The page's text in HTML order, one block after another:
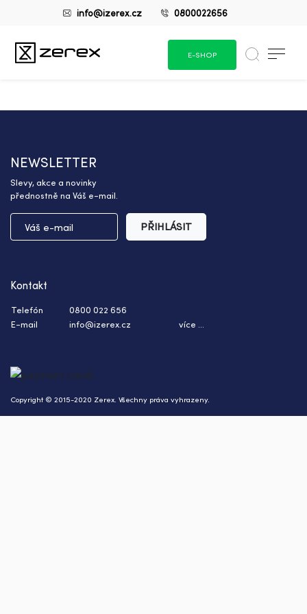
info@izerex.cz 0800022656
E-SHOP
NEWSLETTER
Slevy, akce a novinky
přednostně na Váš e-mail.
PŘIHLÁSIT
Copyright © 2015-2020 Zerex. Všechny práva vyhrazeny.
Kontakt
Telefón
0800 022 656
E-mail
info@izerex.cz více ...